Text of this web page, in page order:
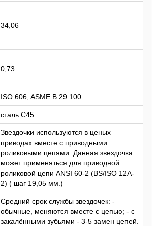
34,06
0,73
ISO 606, ASME B.29.100
сталь C45
Звездочки используются в ценых
приводах вместе с приводными
роликовыми цепями. Данная звездочка
может применяться для приводной
роликовой цепи ANSI 60-2 (BS/ISO 12A-
2) ( шаг 19,05 мм.)
Средний срок службы звездочек: -
обычные, меняются вместе с цепью; - с
закалёнными зубьями - 3-5 замен цепей.